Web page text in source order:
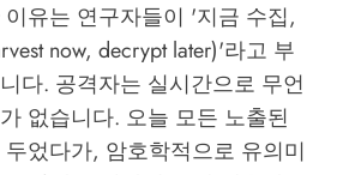
유는 연구자들이 '지금 수집,
now, decrypt later)'라고 부
다. 공격자는 실시간으로 무언
없습니다. 오늘 모든 노출된
었다가, 암호학적으로 유의미